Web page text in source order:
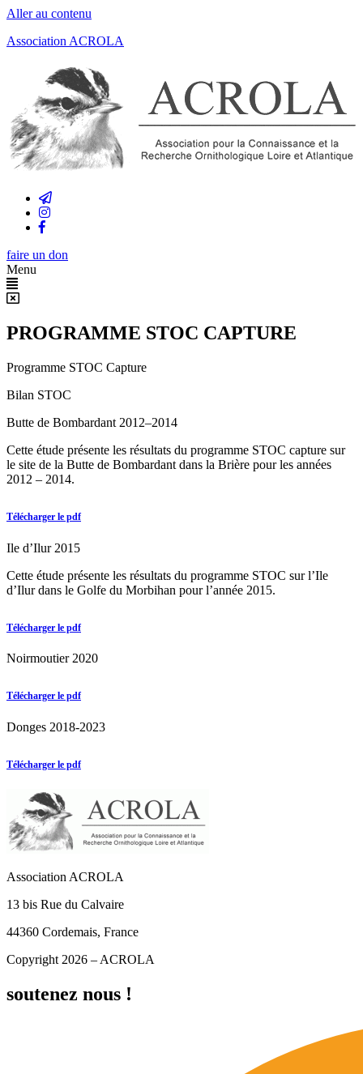
Aller au contenu
Association ACROLA
faire un don
Menu
PROGRAMME STOC CAPTURE
Programme STOC Capture
Bilan STOC
Butte de Bombardant 2012–2014
Cette étude présente les résultats du programme STOC capture sur
le site de la Butte de Bombardant dans la Brière pour les années
2012 – 2014.
Télécharger le pdf
Ile d’Ilur 2015
Cette étude présente les résultats du programme STOC sur l’Ile
d’Ilur dans le Golfe du Morbihan pour l’année 2015.
Télécharger le pdf
Noirmoutier 2020
Télécharger le pdf
Donges 2018-2023
Télécharger le pdf
Association ACROLA
13 bis Rue du Calvaire
44360 Cordemais, France
Copyright 2026 – ACROLA
soutenez nous !